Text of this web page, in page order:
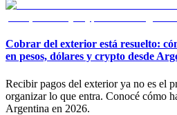
Cobrar del exterior está resuelto:
en pesos, dólares y crypto desde
Recibir pagos del exterior ya no es el
organizar lo que entra. Conocé cómo
Argentina en 2026.